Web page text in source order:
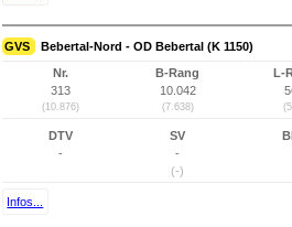
GVS Bebertal-Nord - OD Bebertal (K 1150)
Nr.
313
(10.876)
B-Rang
10.042
(7.638)
L-
DTV
-
SV
-
(-)
Infos...